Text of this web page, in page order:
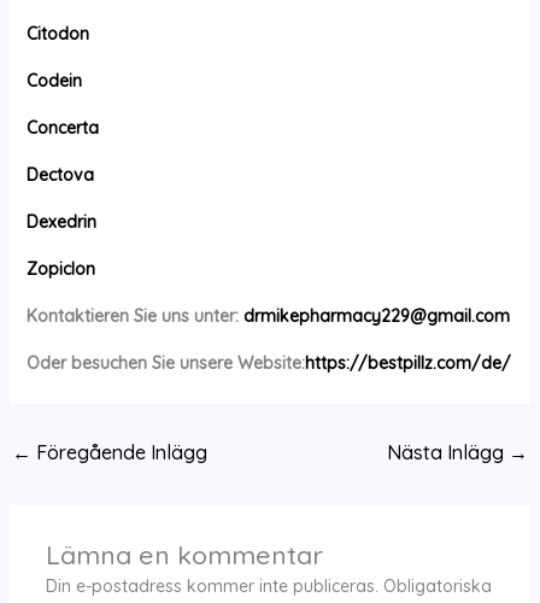
Citodon
Codein
Concerta
Dectova
Dexedrin
Zopiclon
Kontaktieren Sie uns unter: drmikepharmacy229@gmail.com
Oder besuchen Sie unsere Website:https://bestpillz.com/de/
← Föregående Inlägg Nästa Inlägg →
Lämna en kommentar
Din e-postadress kommer inte publiceras. Obligatoriska